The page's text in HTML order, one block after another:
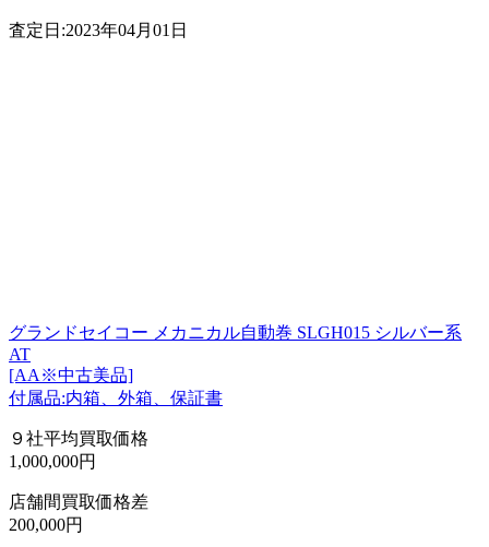
査定日:2023年04月01日
グランドセイコー メカニカル自動巻 SLGH015 シルバー系
AT
[AA※中古美品]
付属品:内箱、外箱、保証書
９社平均買取価格
1,000,000円
店舗間買取価格差
200,000円